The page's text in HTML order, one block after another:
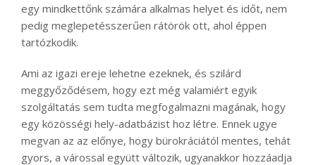
egy mindkettőnk számára alkalmas helyet és időt, nem
pedig meglepetésszerűen rátörök ott, ahol éppen
tartózkodik.
Ami az igazi ereje lehetne ezeknek, és szilárd
meggyőződésem, hogy ezt még valamiért egyik
szolgáltatás sem tudta megfogalmazni magának, hogy
egy közösségi hely-adatbázist hoz létre. Ennek ugye
megvan az az előnye, hogy bürokráciától mentes, tehát
gyors, a várossal együtt változik, ugyanakkor hozzáadja